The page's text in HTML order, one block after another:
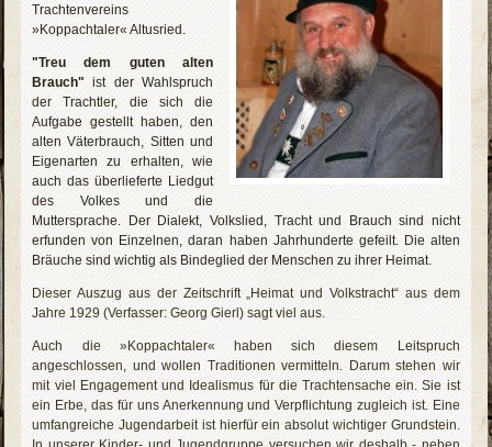
Trachtenvereins
»Koppachtaler« Altusried.
"Treu dem guten alten
Brauch" ist der Wahlspruch
der Trachtler, die sich die
Aufgabe gestellt haben, den
alten Väterbrauch, Sitten und
Eigenarten zu erhalten, wie
auch das überlieferte Liedgut
des Volkes und die
Muttersprache. Der Dialekt, Volkslied, Tracht und Brauch sind nicht
erfunden von Einzelnen, daran haben Jahrhunderte gefeilt. Die alten
Bräuche sind wichtig als Bindeglied der Menschen zu ihrer Heimat.
Dieser Auszug aus der Zeitschrift „Heimat und Volkstracht“ aus dem
Jahre 1929 (Verfasser: Georg Gierl) sagt viel aus.
Auch die »Koppachtaler« haben sich diesem Leitspruch
angeschlossen, und wollen Traditionen vermitteln. Darum stehen wir
mit viel Engagement und Idealismus für die Trachtensache ein. Sie ist
ein Erbe, das für uns Anerkennung und Verpflichtung zugleich ist. Eine
umfangreiche Jugendarbeit ist hierfür ein absolut wichtiger Grundstein.